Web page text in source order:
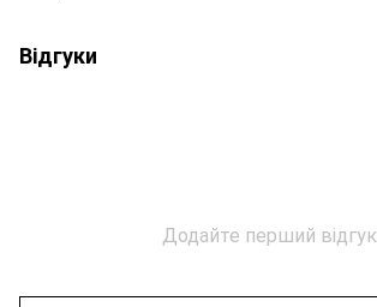
Відгуки
Додайте перший відгук